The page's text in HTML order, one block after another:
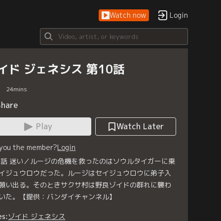
Watch now Login
ド ジェネシス 第10話
24mins
Play
Watch Later
the member?Login
迷い／ルージの危機を救ったのはソウルタイガーに乗
ジュウロウだった。ルージはセイジュウロウに弟子入
い出る。そのときサクサ村は野良ゾイドの群れに襲わ
た。【提供：バンダイチャンネル】
ゾイド ジェネシス